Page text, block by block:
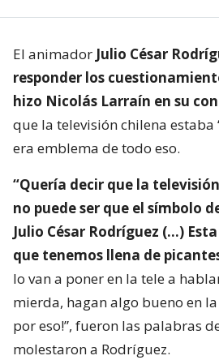
El animador Julio César
responder los
hizo Nicolás Larraín en su
que la televisión chilena estaba
era emblema de todo eso.
“Quería decir que la
no puede ser que el símbolo
Julio César Rodríguez (…)
que tenemos llena de
lo van a poner en la tele a
mierda, hagan algo bueno en
por eso!”, fueron las palabras
molestaron a Rodríguez.